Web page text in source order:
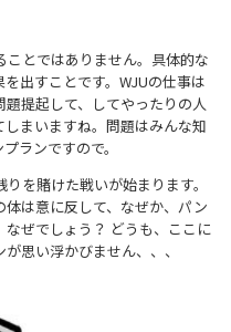
とではありません。具体的な
出すことです。WJUの仕事は
提起して、してやったりの人
まいますね。問題はみんな知
ランですので。
を賭けた戦いが始まります。
は意に反して、なぜか、パン
ぜでしょう？ どうも、ここに
思い浮かびません、、、